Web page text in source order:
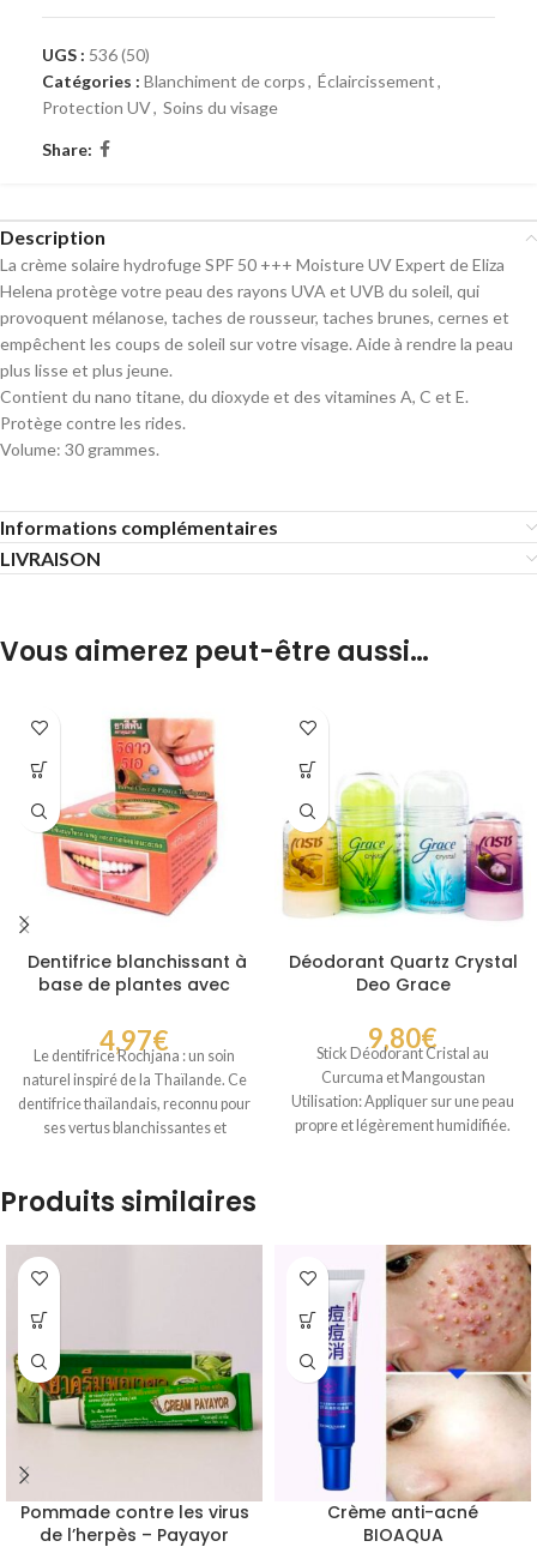
UGS : 536 (50)
Catégories : Blanchiment de corps, Éclaircissement,
Protection UV, Soins du visage
Share:
Description
La crème solaire hydrofuge SPF 50 +++ Moisture UV Expert de Eliza
Helena protège votre peau des rayons UVA et UVB du soleil, qui
provoquent mélanose, taches de rousseur, taches brunes, cernes et
empêchent les coups de soleil sur votre visage. Aide à rendre la peau
plus lisse et plus jeune.
Contient du nano titane, du dioxyde et des vitamines A, C et E.
Protège contre les rides.
Volume: 30 grammes.
Informations complémentaires
LIVRAISON
Vous aimerez peut-être aussi…
Dentifrice blanchissant à
base de plantes avec
4,97€
Le dentifrice Rochjana : un soin
naturel inspiré de la Thaïlande. Ce
dentifrice thaïlandais, reconnu pour
ses vertus blanchissantes et
Déodorant Quartz Crystal
Deo Grace
9,80€
Stick Déodorant Cristal au
Curcuma et Mangoustan
Utilisation: Appliquer sur une peau
propre et légèrement humidifiée.
Produits similaires
Pommade contre les virus
de l’herpès – Payayor
Crème anti-acné
BIOAQUA